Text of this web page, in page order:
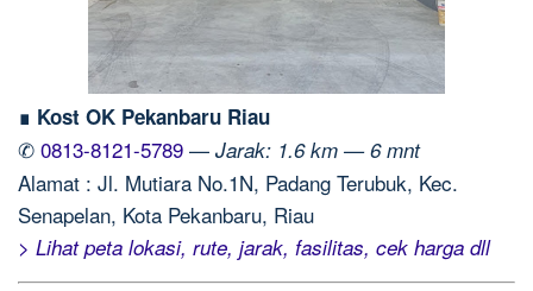
∎ Kost OK Pekanbaru Riau
✆ 0813-8121-5789 — Jarak: 1.6 km — 6 mnt
Alamat : Jl. Mutiara No.1N, Padang Terubuk, Kec.
Senapelan, Kota Pekanbaru, Riau
> Lihat peta lokasi, rute, jarak, fasilitas, cek harga dll